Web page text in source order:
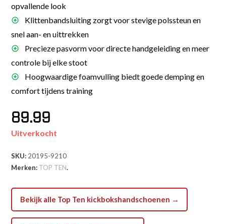
opvallende look
Klittenbandsluiting zorgt voor stevige polssteun en
snel aan- en uittrekken
Precieze pasvorm voor directe handgeleiding en meer
controle bij elke stoot
Hoogwaardige foamvulling biedt goede demping en
comfort tijdens training
89.99
Uitverkocht
SKU: 20195-9210
Merken: TOP TEN.
Bekijk alle Top Ten kickbokshandschoenen →